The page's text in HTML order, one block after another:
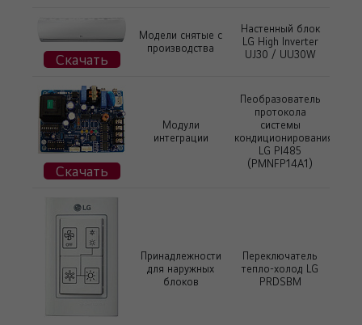
Скачать
Модели снятые с
производства
Настенный блок
LG High Inverter
UJ30 / UU30W
Скачать
Модули
интеграции
Пеобразователь
протокола
системы
кондиционирования
LG PI485
(PMNFP14A1)
Принадлежности
для наружных
блоков
Переключатель
тепло-холод LG
PRDSBM